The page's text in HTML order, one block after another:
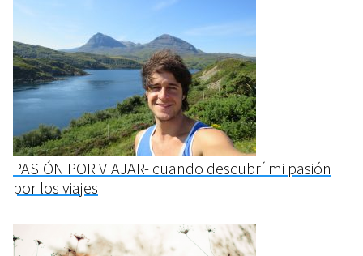
PASIÓN POR VIAJAR- cuando descubrí mi pasión
por los viajes